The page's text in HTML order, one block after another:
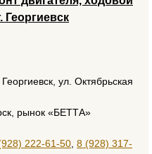
Георгиевск
ул. Октябрьская
рынок «БЕТТА»
222-61-50 8 (928) 317-